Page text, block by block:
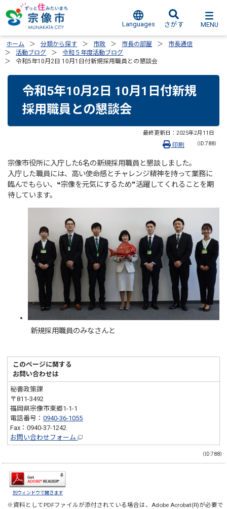
Languages さがす MENU
ホーム 分類から探す 市政 市長の部屋
市長通信
活動ブログ
令和５年度活動ブログ
令和5年10月2日 10月1日付新規採用職員との懇談会
令和5年10月2日 10月1日付新規
採用職員との懇談会
最終更新日： 2025年2月11日
（ID:788）
印刷
宗像市役所に入庁した6名の新規採用職員と懇談しました。
入庁した職員には、高い使命感とチャレンジ精神を持って業務に
臨んでもらい、❝宗像を元気にするため❞活躍してくれることを期
待しています。
新規採用職員のみなさんと
このページに関する
お問い合わせは
秘書政策課
〒811-3492
福岡県宗像市東郷1-1-1
電話番号：0940-36-1055
Fax：0940-37-1242
お問い合わせフォーム
（ID:788）
別ウィンドウで開きます
※資料としてPDFファイルが添付されている場合は、 Adobe Acrobat(R)が必要で